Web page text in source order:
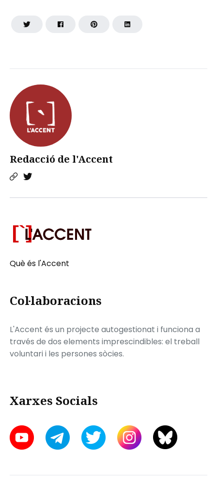
Redacció de l'Accent
Què és l'Accent
Col·laboracions
L'Accent és un projecte autogestionat i funciona a
través de dos elements imprescindibles: el treball
voluntari i les persones sòcies.
Xarxes Socials